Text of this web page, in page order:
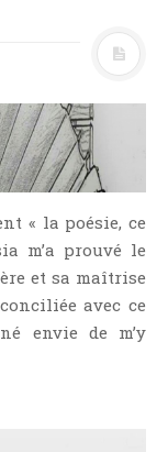
« la poésie, ce
m’a prouvé le
et sa maîtrise
avec ce
envie de m’y